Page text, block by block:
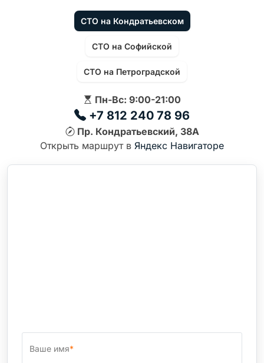
СТО на Кондратьевском
СТО на Софийской
СТО на Петроградской
Пн-Вс: 9:00-21:00
+7 812 240 78 96
Пр. Кондратьевский, 38А
Открыть маршрут в Яндекс Навигаторе
Ваше имя*